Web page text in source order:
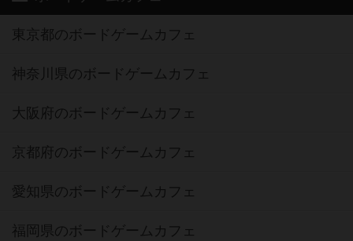
東京都のボードゲームカフェ
神奈川県のボードゲームカフェ
大阪府のボードゲームカフェ
京都府のボードゲームカフェ
愛知県のボードゲームカフェ
福岡県のボードゲームカフェ